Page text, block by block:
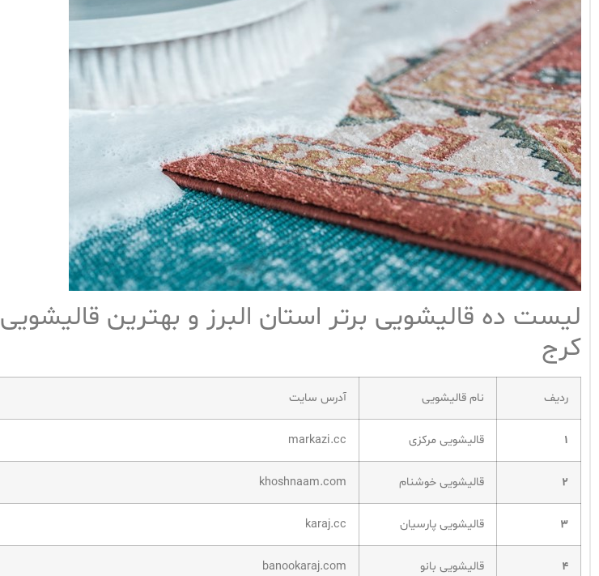
لیست ده قالیشویی برتر استان البرز و بهترین قالیشویی
کرج
ردیف نام قالیشویی آدرس سایت
۱ قالیشویی مرکزی markazi.cc
۲ قالیشویی خوشنام khoshnaam.com
۳ قالیشویی پارسیان karaj.cc
۴ قالیشویی بانو banookaraj.com